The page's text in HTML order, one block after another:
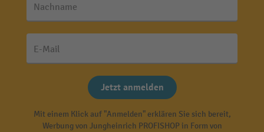
Nachname
E-Mail
Jetzt anmelden
Mit einem Klick auf "Anmelden" erklären Sie sich bereit,
Werbung von Jungheinrich PROFISHOP in Form von